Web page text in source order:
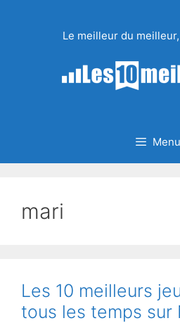
Le meilleur du
Menu
mari
Les 10 meilleurs
tous les temps sur